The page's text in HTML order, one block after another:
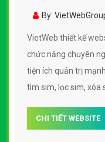
SimCuaTui.com
By:
VietWeb thiết kế
chức năng chuyên
tiện ích quản trị
tìm sim, lọc sim, xóa
CHI TIẾT WEBSITE